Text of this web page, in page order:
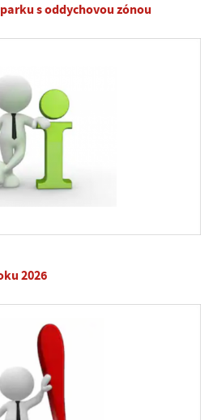
s oddychovou zónou
2026